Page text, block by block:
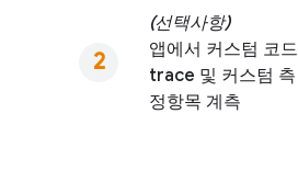
(선택사항)
앱에서 커스텀 코드
trace 및 커스텀 측
정항목 계측